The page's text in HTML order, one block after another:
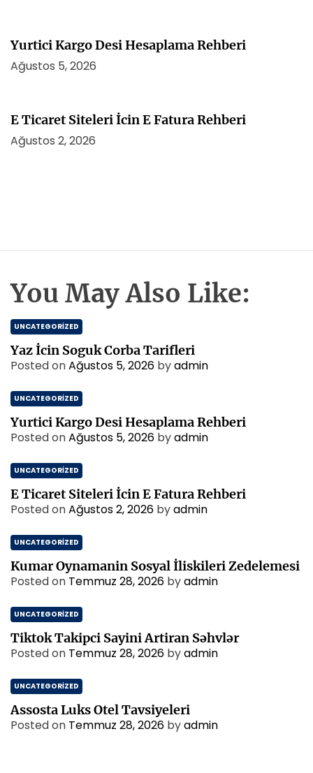
Yurtici Kargo Desi Hesaplama Rehberi
Ağustos 5, 2026
E Ticaret Siteleri İcin E Fatura Rehberi
Ağustos 2, 2026
You May Also Like:
UNCATEGORIZED
Yaz İcin Soguk Corba Tarifleri
Posted onAğustos 5, 2026 byadmin
UNCATEGORIZED
Yurtici Kargo Desi Hesaplama Rehberi
Posted onAğustos 5, 2026 byadmin
UNCATEGORIZED
E Ticaret Siteleri İcin E Fatura Rehberi
Posted onAğustos 2, 2026 byadmin
UNCATEGORIZED
Kumar Oynamanin Sosyal İliskileri Zedelemesi
Posted on Temmuz 28, 2026 byadmin
UNCATEGORIZED
Tiktok Takipci Sayini Artiran Səhvlər
Posted on Temmuz 28, 2026 byadmin
UNCATEGORIZED
Assosta Luks Otel Tavsiyeleri
Posted on Temmuz 28, 2026 byadmin